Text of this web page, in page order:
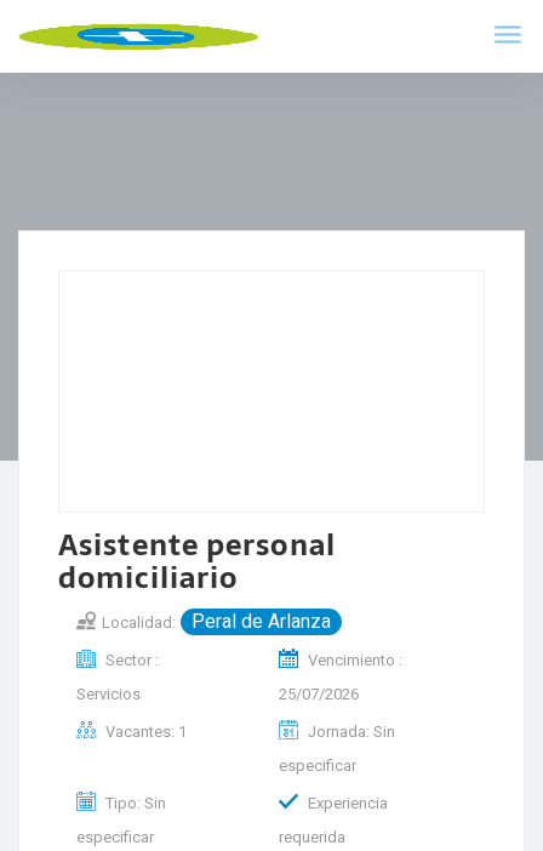
Asistente personal
domiciliario
Localidad: Peral de Arlanza
Sector :
Servicios
Vencimiento :
25/07/2026
Vacantes: 1
Jornada: Sin
especificar
Tipo: Sin
especificar
Experiencia
requerida